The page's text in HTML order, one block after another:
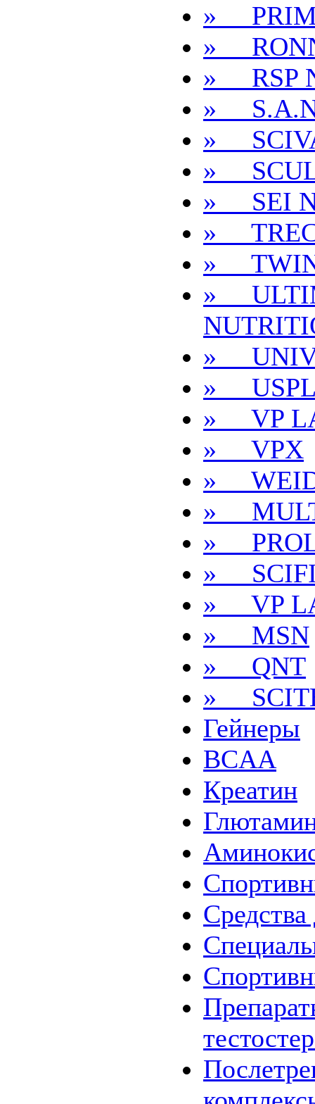
»
»
» RSP
»
»
»
» SEI
» TREC
»
»
»
»
» VP
» VPX
»
»
»
»
» VP
» MSN
» QNT
»
Гейнеры
BCAA
Креатин
Средства